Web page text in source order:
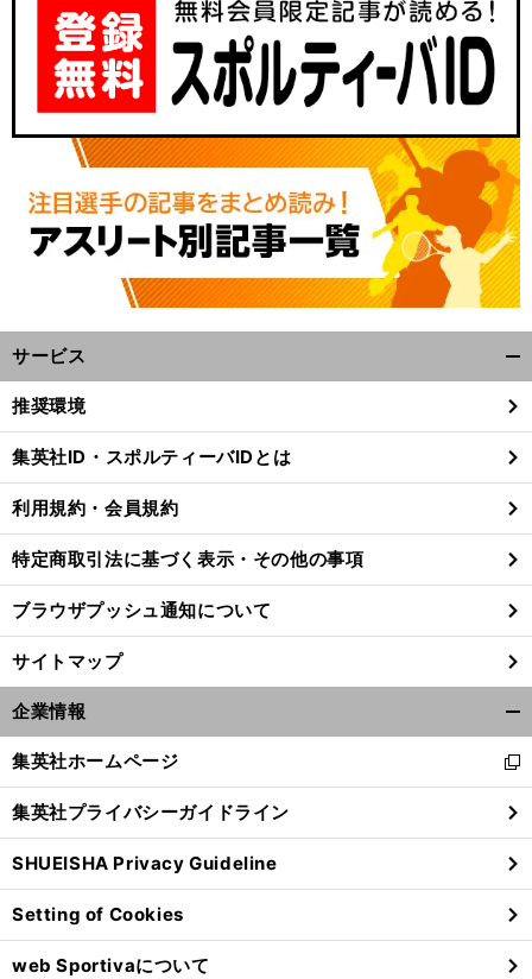
サービス
閉
る
推奨環境
集英社ID・スポルティーバIDとは
利用規約・会員規約
特定商取引法に基づく表示・その他の事項
ブラウザプッシュ通知について
サイトマップ
企業情報
閉
る
集英社ホームページ
新
し
い
ウ
ィ
ン
ド
ウ
で
集英社プライバシーガイドライン
SHUEISHA Privacy Guideline
Setting of Cookies
web Sportivaについて